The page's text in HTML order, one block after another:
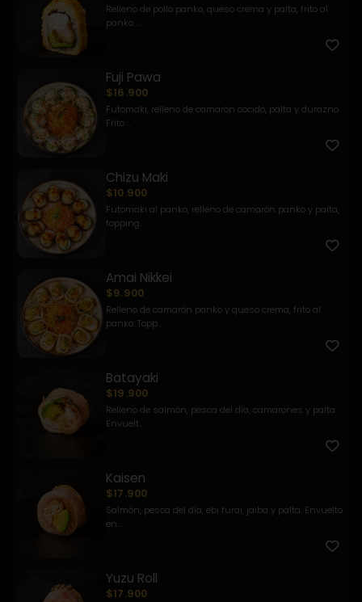
Relleno de pollo panko, queso crema y palta, frito al
panko....
Fuji Pawa
$16.900
Futomaki, relleno de camarón cocido, palta y durazno.
Frito ...
Chizu Maki
$10.900
Futomaki al panko, relleno de camarón panko y palta,
topping...
Amai Nikkei
$9.900
Relleno de camarón panko y queso crema, frito al
panko. Topp...
Batayaki
$19.900
Relleno de salmón, pesca del día, camarones y palta.
Envuelt...
Kaisen
$17.900
Salmón, pesca del día, ebi furai, jaiba y palta. Envuelto
en...
Yuzu Roll
$17.900